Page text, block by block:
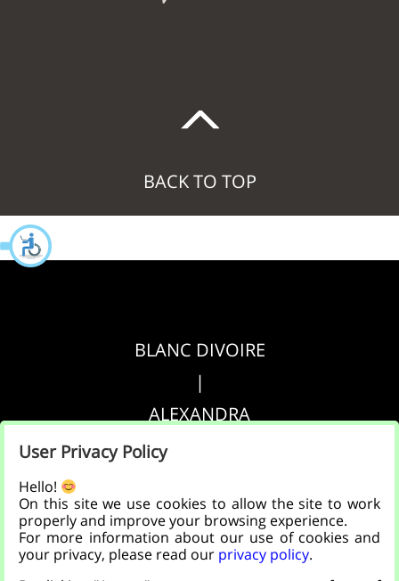
BACK TO TOP
BLANC DIVOIRE
|
ALEXANDRA
הצהרת נגישות
|
User Privacy Policy
Hello!
On this site we use cookies to allow the site to work
properly and improve your browsing experience.
For more information about our use of cookies and
your privacy, please read our privacy policy.